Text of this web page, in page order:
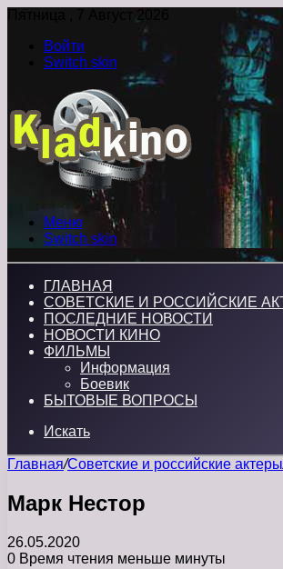
Пятница , 7 Август 2026
Войти
Switch skin
Меню
Switch skin
ГЛАВНАЯ
СОВЕТСКИЕ И РОССИЙСКИЕ
ПОСЛЕДНИЕ НОВОСТИ
НОВОСТИ КИНО
ФИЛЬМЫ
Информация
Боевик
БЫТОВЫЕ ВОПРОСЫ
Искать
Главная/Советские и российские актеры
Марк Нестор
26.05.2020
0 Время чтения меньше минуты